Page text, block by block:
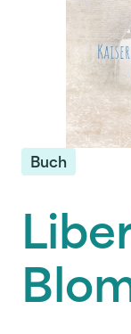
Buch